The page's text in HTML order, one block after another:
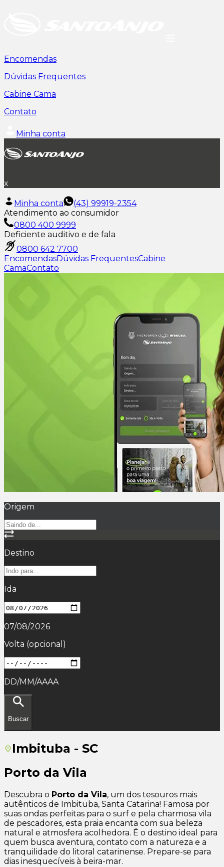
Encomendas
Dúvidas Frequentes
Cabine Cama
Contato
Minha conta
x
Minha conta
(43) 99919-2354
Atendimento ao consumidor
0800 400 9999
Deficiente auditivo e de fala
0800 642 7700
EncomendasDúvidas FrequentesCabine
CamaContato
Origem
Destino
Ida
07/08/2026
Volta (opcional)
DD/MM/AAAA
Buscar
Imbituba - SC
Porto da Vila
Descubra o Porto da Vila, um dos tesouros mais
autênticos de Imbituba, Santa Catarina! Famosa por
suas ondas perfeitas para o surf e pela charmosa vila
de pescadores, esta praia encanta com sua beleza
natural e atmosfera acolhedora. É o destino ideal para
quem busca aventura, contato com a natureza e a
tranquilidade do litoral catarinense. Prepare-se para
dias inesquecíveis à beira-mar.